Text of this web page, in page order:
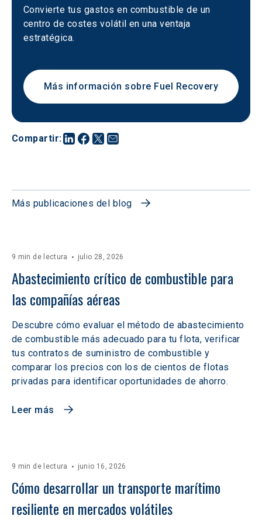
Compartir:
Convierte tus gastos en combustible de un
centro de costes volátil en una ventaja
estratégica.
Más información sobre Fuel Recovery
Más publicaciones del blog
9 min de lectura julio 28, 2026
Abastecimiento crítico de combustible para
las compañías aéreas
Descubre cómo evaluar el método de abastecimiento
de combustible más adecuado para tu flota, verificar
tus contratos de suministro de combustible y
comparar los precios con los de cientos de flotas
privadas para identificar oportunidades de ahorro.
Leer más
9 min de lectura junio 16, 2026
Cómo desarrollar un transporte marítimo
resiliente en mercados volátiles